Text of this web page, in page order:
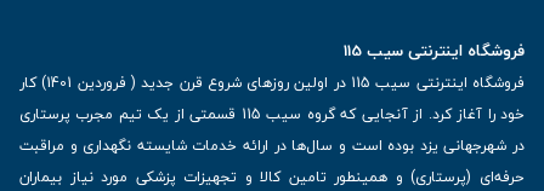
فروشگاه اینترنتی سیب 115
فروشگاه اینترنتی سیب 115 در اولین روزهای شروع قرن جدید ( فروردین 1401) کار
خود را آغاز کرد. از آنجایی که گروه سیب 115 قسمتی از یک تیم مجرب پرستاری
در شهرجهانی یزد بوده است و سال‌ها در ارائه خدمات شایسته نگهداری و مراقبت
حرفه‌ای (پرستاری) و همینطور تامین کالا و تجهیزات پزشکی مورد نیاز بیماران